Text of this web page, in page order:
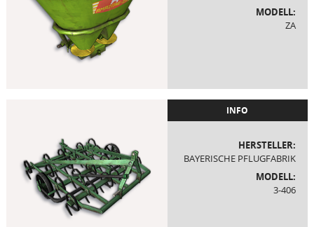
MODELL:
ZA
INFO
HERSTELLER:
BAYERISCHE PFLUGFABRIK
MODELL:
3-406